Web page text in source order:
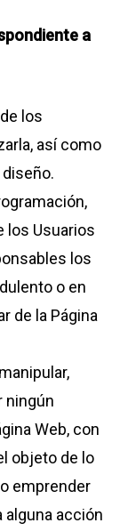
a
los
así como
los Usuarios
los
o en
de la Página
ningún
Web, con
objeto de lo
emprender
acción